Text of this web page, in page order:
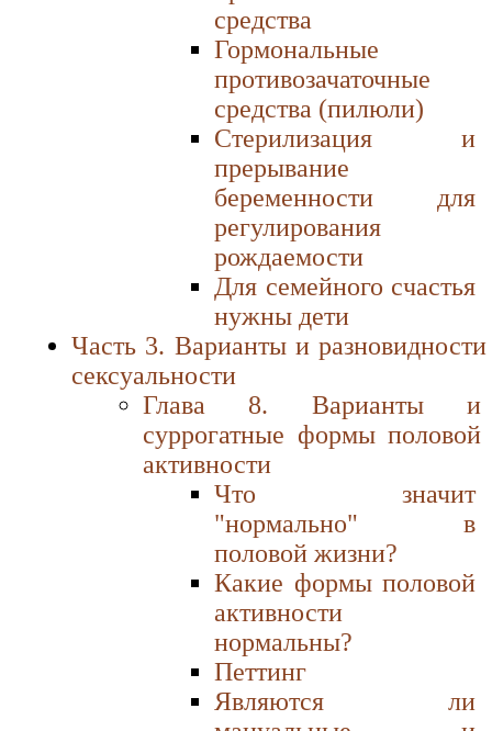
средства
Гормональные
противозачаточные
средства (пилюли)
Стерилизация и
прерывание
беременности для
регулирования
рождаемости
Для семейного счастья
нужны дети
Часть 3. Варианты и разновидности
сексуальности
Глава 8. Варианты и
суррогатные формы половой
активности
Что значит
"нормально" в
половой жизни?
Какие формы половой
активности
нормальны?
Петтинг
Являются ли